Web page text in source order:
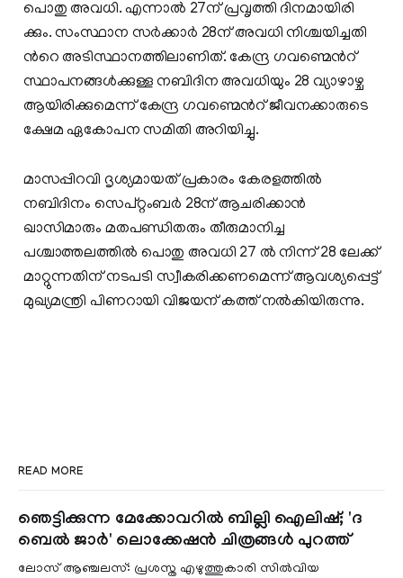
പൊതു അവധി. എന്നാൽ 27ന് ​പ്ര​വൃ​ത്തി ദി​ന​മാ​യി​രി​
ക്കും. സം​സ്ഥാ​ന സ​ർ​ക്കാ​ർ 28ന് ​അ​വ​ധി നി​ശ്ച​യി​ച്ച​തി​
ന്‍റെ അ​ടി​സ്ഥാ​ന​ത്തി​ലാ​ണി​ത്. കേ​ന്ദ്ര ഗ​വ​ണ്മെ​ന്‍റ്
സ്ഥാ​പ​ന​ങ്ങ​ൾ​ക്കു​ള്ള ന​ബി​ദി​ന അ​വ​ധിയും 28 വ്യാ​ഴാ​ഴ്ച
ആ​യി​രി​ക്കു​മെ​ന്ന് കേ​ന്ദ്ര ഗ​വ​ണ്മെ​ന്‍റ് ജീ​വ​ന​ക്കാ​രു​ടെ
ക്ഷേ​മ ഏ​കോ​പ​ന സ​മി​തി അ​റി​യി​ച്ചു.
മാസപ്പിറവി ദൃശ്യമായത് പ്രകാരം കേരളത്തില്‍
നബിദിനം സെപ്റ്റംബര്‍ 28ന് ആചരിക്കാന്‍
ഖാസിമാരും മതപണ്ഡിതരും തീരുമാനിച്ച
പശ്ചാത്തലത്തില്‍ പൊതു അവധി 27 ല്‍ നിന്ന് 28 ലേക്ക്
മാറ്റുന്നതിന് നടപടി സ്വീകരിക്കണമെന്ന് ആവശ്യപ്പെട്ട്
മുഖ്യമന്ത്രി പിണറായി വിജയന് കത്ത് നല്‍കിയിരുന്നു.
READ MORE
ഞെട്ടിക്കുന്ന മേക്കോവറിൽ ബില്ലി ഐലിഷ്; 'ദ
ബെൽ ജാർ' ലൊക്കേഷൻ ചിത്രങ്ങൾ പുറത്ത്
ലോസ് ആഞ്ചലസ്: പ്രശസ്ത എഴുത്തുകാരി സിൽവിയ